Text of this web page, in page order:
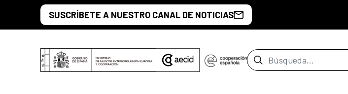
Saltar al contenido principal
SUSCRÍBETE A NUESTRO CANAL DE NOTICIAS
Barra de búsqueda